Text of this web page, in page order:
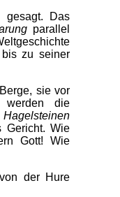
gesagt. Das
parallel
zu seiner
sie vor
die
Gericht. Wie
Gott! Wie
der Hure